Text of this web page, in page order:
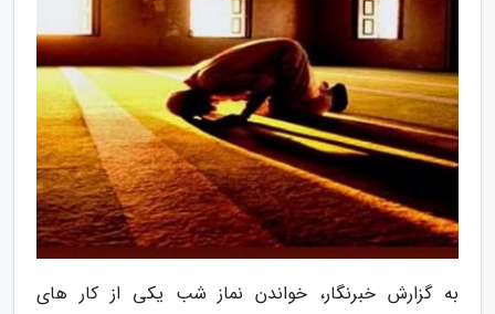
به گزارش خبرنگار، خواندن نماز شب یکی از کار های